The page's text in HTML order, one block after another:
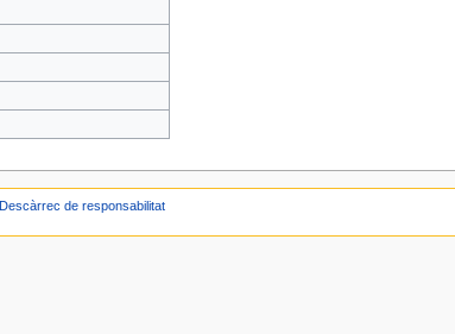
Descàrrec de responsabilitat